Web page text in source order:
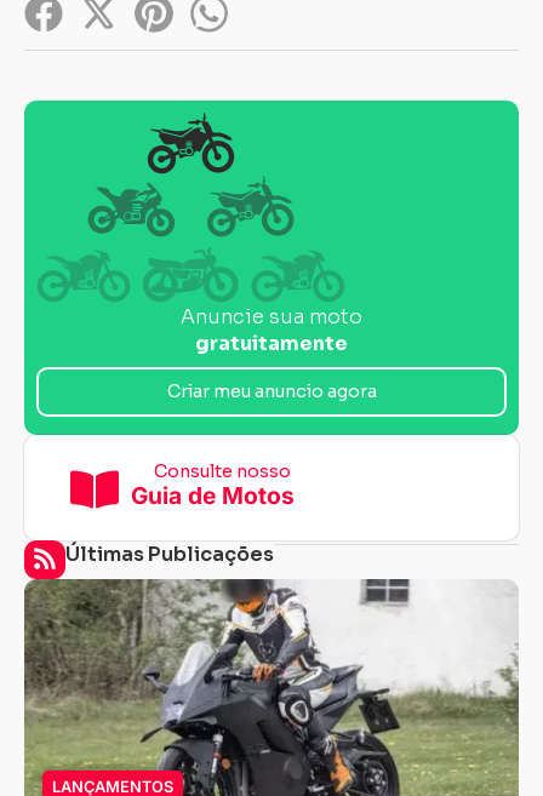
Anuncie sua moto
gratuitamente
Criar meu anuncio agora
Consulte nosso
Guia de Motos
Últimas Publicações
LANÇAMENTOS